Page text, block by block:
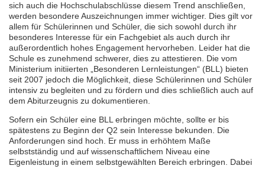
sich auch die Hochschulabschlüsse diesem Trend anschließen,
werden besondere Auszeichnungen immer wichtiger. Dies gilt vor
allem für Schülerinnen und Schüler, die sich sowohl durch ihr
besonderes Interesse für ein Fachgebiet als auch durch ihr
außerordentlich hohes Engagement hervorheben. Leider hat die
Schule es zunehmend schwerer, dies zu attestieren. Die vom
Ministerium initiierten „Besonderen Lernleistungen“ (BLL) bieten
seit 2007 jedoch die Möglichkeit, diese Schülerinnen und Schüler
intensiv zu begleiten und zu fördern und dies schließlich auch auf
dem Abiturzeugnis zu dokumentieren.
Sofern ein Schüler eine BLL erbringen möchte, sollte er bis
spätestens zu Beginn der Q2 sein Interesse bekunden. Die
Anforderungen sind hoch. Er muss in erhöhtem Maße
selbstständig und auf wissenschaftlichem Niveau eine
Eigenleistung in einem selbstgewählten Bereich erbringen. Dabei